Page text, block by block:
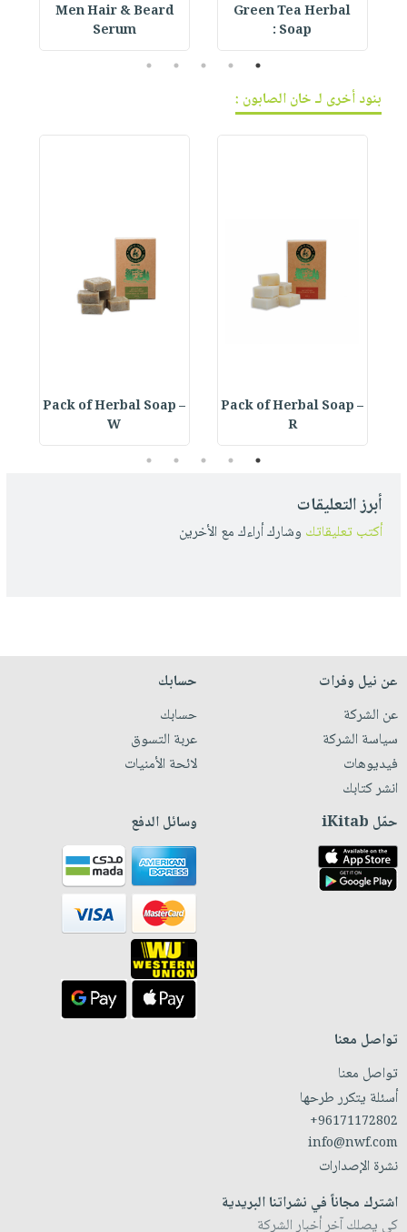
Green Tea Herbal
Soap :
Men Hair & Beard
Serum
1
2
3
4
5
بنود أخرى لـ خان الصابون :
Pack of Herbal Soap –
R
Pack of Herbal Soap –
W
1
2
3
4
5
أبرز التعليقات
أكتب تعليقاتك وشارك أراءك مع الأخرين
عن نيل وفرات
عن الشركة
سياسة الشركة
فيديوهات
انشر كتابك
حسابك
حسابك
عربة التسوق
لائحة الأمنيات
حمّل iKitab وسائل الدفع
تواصل معنا
تواصل معنا
أسئلة يتكرر طرحها
+96171172802
info@nwf.com
نشرة الإصدارات
اشترك مجاناً في نشراتنا البريدية
كي يصلك آخر أخبار الشركة